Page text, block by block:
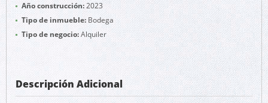
Año construcción:2023
Tipo de inmueble: Bodega
Tipo de negocio:Alquiler
Descripción Adicional